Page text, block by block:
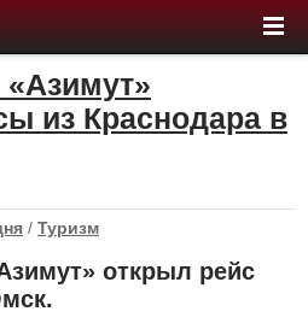
из Краснодара в
/ Туризм
открыл рейс